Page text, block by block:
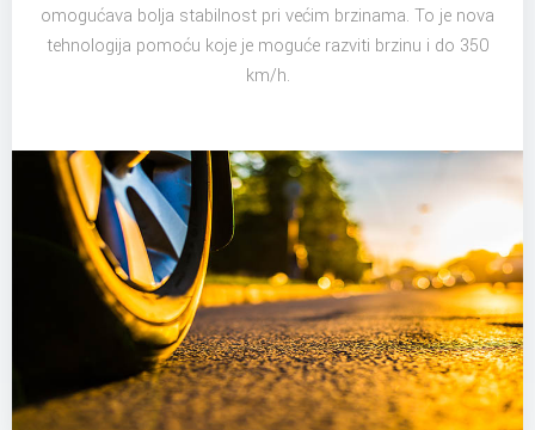
omogućava bolja stabilnost pri većim brzinama. To je nova
tehnologija pomoću koje je moguće razviti brzinu i do 350
km/h.